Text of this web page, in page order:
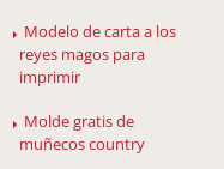
Modelo de carta a los
reyes magos para
imprimir
Molde gratis de
muñecos country